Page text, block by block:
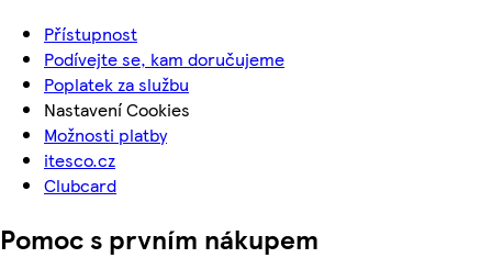
Přístupnost
Podívejte se, kam doručujeme
Poplatek za službu
Nastavení Cookies
Možnosti platby
itesco.cz
Clubcard
Pomoc s prvním nákupem